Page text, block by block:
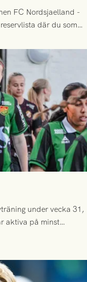
FC Nordsjaelland -
där du som
intresse. Du kan
under vecka 31,
aktiva på minst